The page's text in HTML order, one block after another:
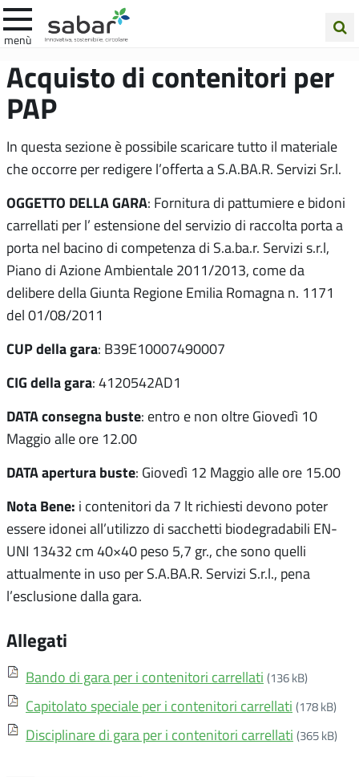
menù
nel
sito
Acquisto di contenitori per
PAP
In questa sezione è possibile scaricare tutto il materiale
che occorre per redigere l’offerta a S.A.BA.R. Servizi Sr.l.
OGGETTO DELLA GARA: Fornitura di pattumiere e bidoni
carrellati per l’ estensione del servizio di raccolta porta a
porta nel bacino di competenza di S.a.ba.r. Servizi s.r.l,
Piano di Azione Ambientale 2011/2013, come da
delibere della Giunta Regione Emilia Romagna n. 1171
del 01/08/2011
CUP della gara: B39E10007490007
CIG della gara: 4120542AD1
DATA consegna buste: entro e non oltre Giovedì 10
Maggio alle ore 12.00
DATA apertura buste: Giovedì 12 Maggio alle ore 15.00
Nota Bene: i contenitori da 7 lt richiesti devono poter
essere idonei all’utilizzo di sacchetti biodegradabili EN-
UNI 13432 cm 40×40 peso 5,7 gr., che sono quelli
attualmente in uso per S.A.BA.R. Servizi S.r.l., pena
l’esclusione dalla gara.
Allegati
Bando di gara per i contenitori carrellati (136 kB)
Capitolato speciale per i contenitori carrellati (178 kB)
Disciplinare di gara per i contenitori carrellati (365 kB)